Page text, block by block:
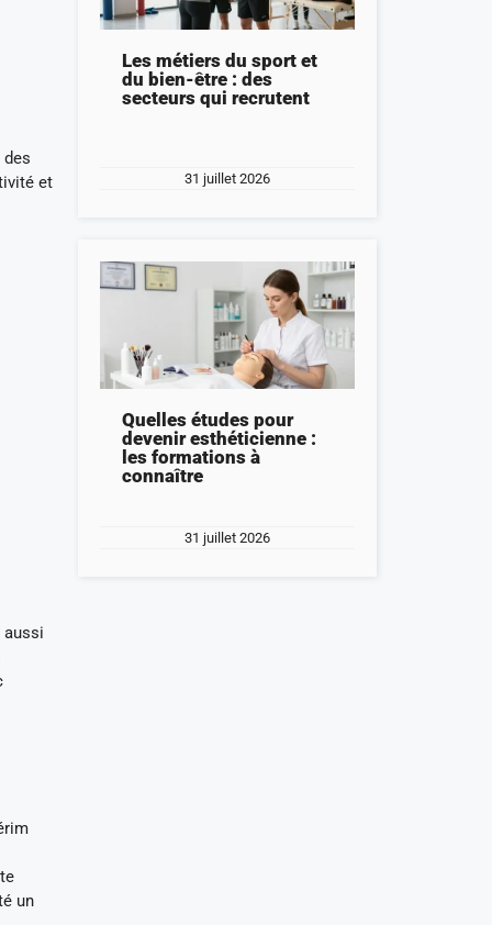
et
aussi
un
Les métiers du sport et
du bien-être : des
secteurs qui recrutent
31 juillet 2026
Quelles études pour
devenir esthéticienne :
les formations à
connaître
31 juillet 2026